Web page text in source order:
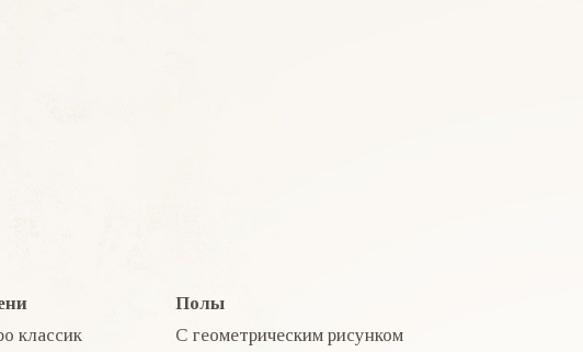
классик
Полы
С геометрическим рисунком